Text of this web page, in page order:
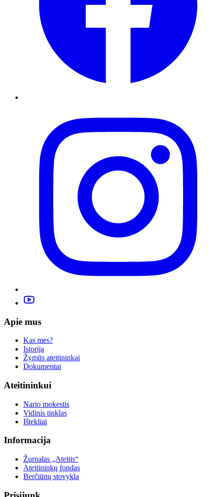
Apie mus
Kas mes?
Istorija
Žymūs ateitininkai
Dokumentai
Ateitininkui
Nario mokestis
Vidinis tinklas
Ištekliai
Informacija
Žurnalas „Ateitis“
Ateitininkų fondas
Berčiūnų stovykla